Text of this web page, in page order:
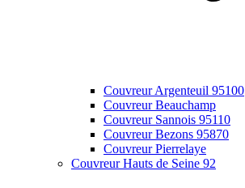
Couvreur Argenteuil 95100
Couvreur Beauchamp
Couvreur Sannois 95110
Couvreur Bezons 95870
Couvreur Pierrelaye
Couvreur Hauts de Seine 92